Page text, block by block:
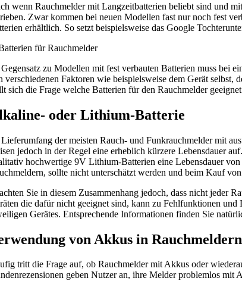
wenn Rauchmelder mit Langzeitbatterien beliebt sind und
Zwar kommen bei neuen Modellen fast nur noch fest
erhältlich. So setzt beispielsweise das Google
zu Modellen mit fest verbauten Batterien muss bei
verschiedenen Faktoren wie beispielsweise dem Gerät selbst,
sich die Frage welche Batterien für den Rauchmelder
oder Lithium-Batterie
der meisten Rauch- und Funkrauchmelder mit
jedoch in der Regel eine erheblich kürzere Lebensdauer
hochwertige 9V Lithium-Batterien eine Lebensdauer
sollte nicht unterschätzt werden und beim Kauf
Sie in diesem Zusammenhang jedoch, dass nicht jeder
die dafür nicht geeignet sind, kann zu Fehlfunktionen
Gerätes. Entsprechende Informationen finden Sie
von Akkus in Rauchmeldern
tritt die Frage auf, ob Rauchmelder mit Akkus oder
geben Nutzer an, ihre Melder problemlos